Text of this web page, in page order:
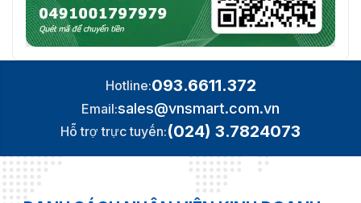
Ngôn ngữ
Lan, Tiếng Hà Lan, Tiếng Tây
Ban Nha, Tiếng Romania, Tiếng
Estonia, Tiếng Croatia, Tiếng
Giao diện/Phân
phối video âm
8 ("IN" "OUT" cho nối tiếp, CH1-
Hotline:093.6611.372
Email:sales@vnsmart.com.vn
Hỗ trợ trực tuyến:(024) 3.7824073